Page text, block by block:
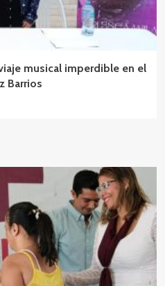
musical imperdible en el
Barrios